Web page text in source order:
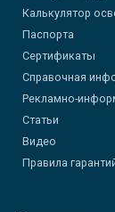
Калькулятор
Паспорта
Сертификаты
Справочная
Рекламно-
Статьи
Видео
Правила